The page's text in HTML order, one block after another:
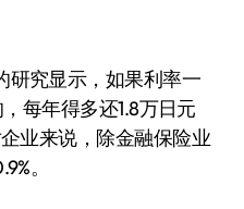
研究显示，如果利率一
每年得多还1.8万日元
业来说，除金融保险业
。